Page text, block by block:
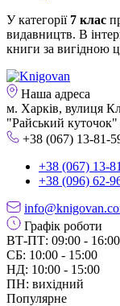
У категорії 7 клас
видавництв. В
книги за вигідною
Наша адреса
м. Харків, вулиця
"Райський куточок"
+38 (067) 13-81-
+38 (067) 13-
+38 (096) 62-
Графік роботи
ВТ-ПТ: 09:00 - 16:00
СБ: 10:00 - 15:00
НД: 10:00 - 15:00
ПН: вихідний
Популярне